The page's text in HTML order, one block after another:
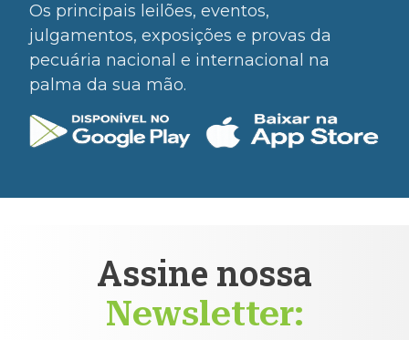
Os principais leilões, eventos,
julgamentos, exposições e provas da
pecuária nacional e internacional na
palma da sua mão.
Assine nossa
Newsletter: